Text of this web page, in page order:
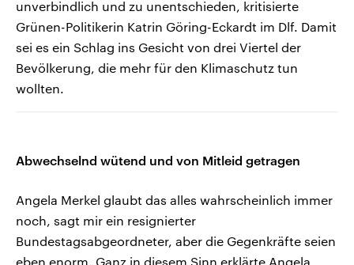
unverbindlich und zu unentschieden, kritisierte
Grünen-Politikerin Katrin Göring-Eckardt im Dlf. Damit
sei es ein Schlag ins Gesicht von drei Viertel der
Bevölkerung, die mehr für den Klimaschutz tun
wollten.
Abwechselnd wütend und von Mitleid getragen
Angela Merkel glaubt das alles wahrscheinlich immer
noch, sagt mir ein resignierter
Bundestagsabgeordneter, aber die Gegenkräfte seien
eben enorm. Ganz in diesem Sinn erklärte Angela